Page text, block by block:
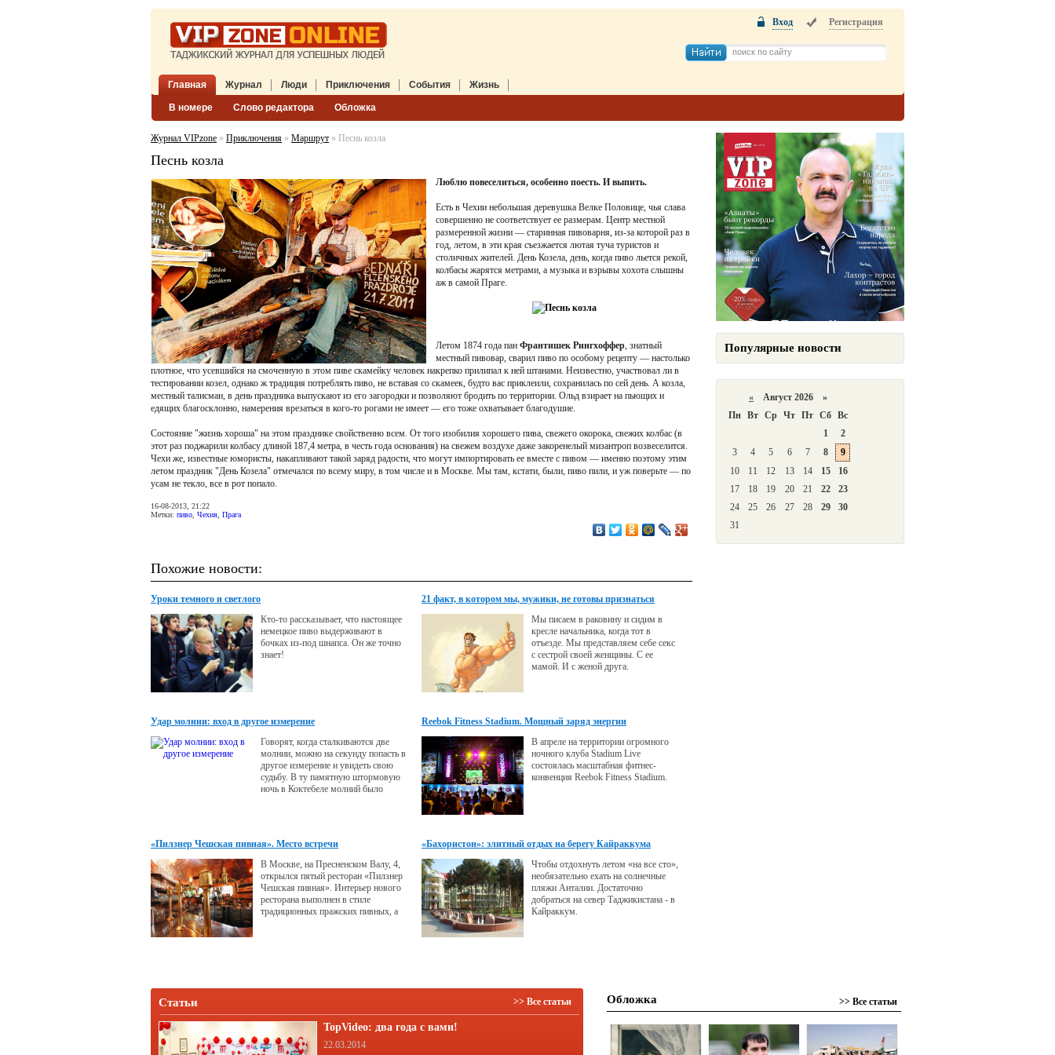
Главная Журнал
В номере Слово редактора Обложка
Люди Приключения События Жизнь
Вход Регистрация
Журнал VIPzone » Приключения » Маршрут » Песнь козла
Песнь козла
Люблю повеселиться, особенно поесть. И выпить.
Есть в Чехии небольшая деревушка Велке Половице, чья слава
совершенно не соответствует ее размерам. Центр местной
размеренной жизни — старинная пивоварня, из-за которой раз в
год, летом, в эти края съезжается лютая туча туристов и
столичных жителей. День Козела, день, когда пиво льется рекой,
колбасы жарятся метрами, а музыка и взрывы хохота слышны
аж в самой Праге.
Летом 1874 года пан Франтишек Рингхоффер, знатный
местный пивовар, сварил пиво по особому рецепту — настолько
плотное, что усевшийся на смоченную в этом пиве скамейку человек накрепко прилипал к ней штанами. Неизвестно, участвовал ли в
тестировании козел, однако ж традиция потреблять пиво, не вставая со скамеек, будто вас приклеили, сохранилась по сей день. А козла,
местный талисман, в день праздника выпускают из его загородки и позволяют бродить по территории. Ольд взирает на пьющих и
едящих благосклонно, намерения врезаться в кого-то рогами не имеет — его тоже охватывает благодушие.
Состояние "жизнь хороша" на этом празднике свойственно всем. От того изобилия хорошего пива, свежего окорока, свежих колбас (в
этот раз поджарили колбасу длиной 187,4 метра, в честь года основания) на свежем воздухе даже закоренелый мизантроп возвеселится.
Чехи же, известные юмористы, накапливают такой заряд радости, что могут импортировать ее вместе с пивом — именно поэтому этим
летом праздник "День Козела" отмечался по всему миру, в том числе и в Москве. Мы там, кстати, были, пиво пили, и уж поверьте — по
усам не текло, все в рот попало.
16-08-2013, 21:22
Метки: пиво Чехия Прага
Похожие новости:
Уроки темного и светлого
Кто-то рассказывает, что настоящее
немецкое пиво выдерживают в
бочках из-под шнапса. Он же точно
знает!
21 факт, в котором мы, мужики, не готовы признаться
Мы писаем в раковину и сидим в
кресле начальника, когда тот в
отъезде. Мы представляем себе секс
с сестрой своей женщины. С ее
мамой. И с женой друга.
Удар молнии: вход в другое измерение
Говорят, когда сталкиваются две
молнии, можно на секунду попасть в
другое измерение и увидеть свою
судьбу. В ту памятную штормовую
ночь в Коктебеле молний было
Reebok Fitness Stadium. Мощный заряд энергии
В апреле на территории огромного
ночного клуба Stadium Live
состоялась масштабная фитнес-
конвенция Reebok Fitness Stadium.
«Пилзнер Чешская пивная». Место встречи
В Москве, на Пресненском Валу, 4,
открылся пятый ресторан «Пилзнер
Чешская пивная». Интерьер нового
ресторана выполнен в стиле
традиционных пражских пивных, а
«Бахористон»: элитный отдых на берегу Кайраккума
Чтобы отдохнуть летом «на все сто»,
необязательно ехать на солнечные
пляжи Анталии. Достаточно
добраться на север Таджикистана - в
Кайраккум.
Популярные новости
« Август 2026 »
Пн Вт Ср Чт Пт Сб Вс
1
2
3
4 5 6 7 8
9
10
11 12 13 14 15
16
17
18 19 20 21 22
23
24
25 26 27 28 29
30
31
Статьи >> Все статьи
TopVideo: два года с вами!
22.03.2014
Обложка >> Все статьи